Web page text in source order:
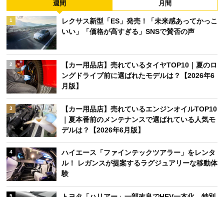
週間 月間
1
レクサス新型「ES」発売！「未来感あってかっこ
いい」「価格が高すぎる」SNSで賛否の声
2
【カー用品店】売れているタイヤTOP10｜夏のロ
ングドライブ前に選ばれたモデルは？【2026年6
月版】
3
【カー用品店】売れているエンジンオイルTOP10
｜夏本番前のメンテナンスで選ばれている人気モ
デルは？【2026年6月版】
4
ハイエース「ファインテックツアラー」をレンタ
ル！ レガンスが提案するラグジュアリーな移動体
験
5